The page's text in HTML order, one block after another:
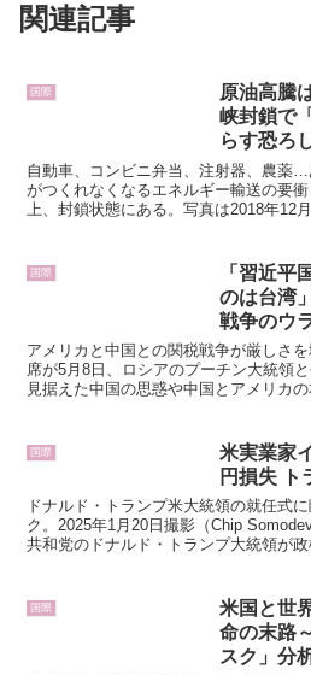
関連記事
国際
原油高騰
峡封鎖で
らす恐ろ
自動車、コンビニ弁当、注射器、農薬
がつくれなくなるエネルギー輸送の要
上、封鎖状態にある。写真は2018年12
国際
「習近平
のは台湾
戦争のウ
国」の思
アメリカと中国との関税戦争が厳しさ
席が5月8日、ロシアのプーチン大統領
見据えた中国の思惑や中国とアメリカ
国際
米実業家
円損失 ト
ドナルド・トランプ米大統領の就任式
ク。2025年1月20日撮影（Chip
共和党のドナルド・トランプ大統領が
国際
米国と世
命の末路
スク」分